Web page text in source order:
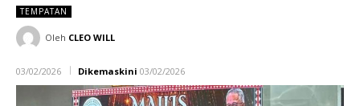
TEMPATAN
Oleh CLEO WILL
03/02/2026 Dikemaskini 03/02/2026